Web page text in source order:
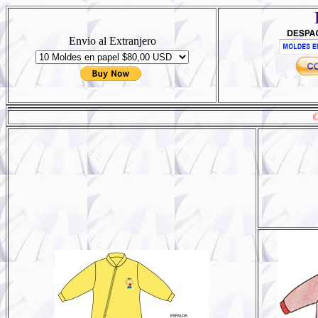
Envio al Extranjero
Coloque